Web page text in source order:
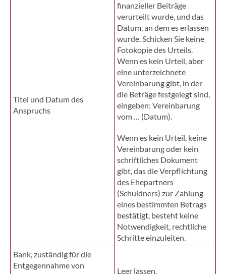
Titel und Datum des
Anspruchs
finanzieller Beiträge
verurteilt wurde, und das
Datum, an dem es erlassen
wurde. Schicken Sie keine
Fotokopie des Urteils.
Wenn es kein Urteil, aber
eine unterzeichnete
Vereinbarung gibt, in der
die Beträge festgelegt sind,
eingeben: Vereinbarung
vom … (Datum).
Wenn es kein Urteil, keine
Vereinbarung oder kein
schriftliches Dokument
gibt, das die Verpflichtung
des Ehepartners
(Schuldners) zur Zahlung
eines bestimmten Betrags
bestätigt, besteht keine
Notwendigkeit, rechtliche
Schritte einzuleiten.
Bank, zuständig für die
Entgegennahme von
Leer lassen.